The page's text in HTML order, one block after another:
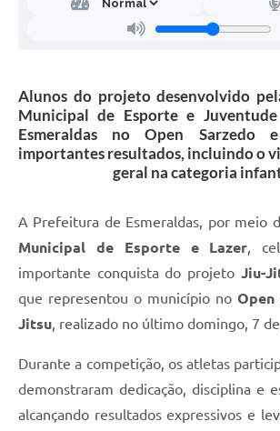
Alunos do projeto desenvolvido
Municipal de Esporte e
Esmeraldas no Open Sarzedo
importantes resultados, incluindo o
geral na categoria
A Prefeitura de Esmeraldas, por meio
Municipal de Esporte e Lazer,
importante conquista do projeto Jiu-
que representou o município no Open
Jitsu, realizado no último domingo, 7
Durante a competição, os atletas
demonstraram dedicação, disciplina e
alcançando resultados expressivos e